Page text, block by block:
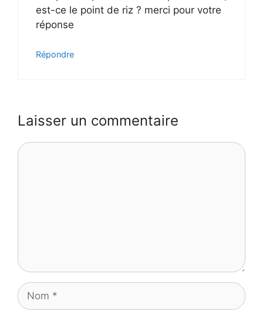
est-ce le point de riz ? merci pour votre
réponse
Répondre
Laisser un commentaire
Commentaire
Nom